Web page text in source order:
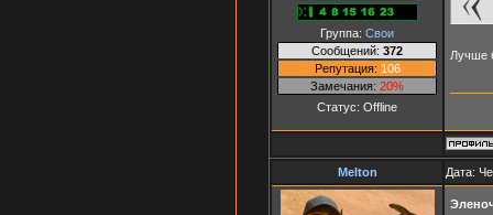
Группа: Свои
Сообщений: 372
Репутация: 106
Замечания: 20%
Статус: Offline
Лучше
Melton Дата: